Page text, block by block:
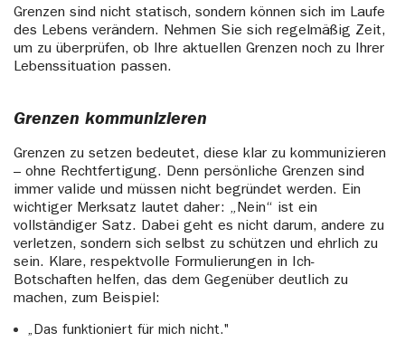
Grenzen sind nicht statisch, sondern können sich im Laufe
des Lebens verändern. Nehmen Sie sich regelmäßig Zeit,
um zu überprüfen, ob Ihre aktuellen Grenzen noch zu Ihrer
Lebenssituation passen.
Grenzen kommunizieren
Grenzen zu setzen bedeutet, diese klar zu kommunizieren
– ohne Rechtfertigung. Denn persönliche Grenzen sind
immer valide und müssen nicht begründet werden. Ein
wichtiger Merksatz lautet daher: „Nein“ ist ein
vollständiger Satz. Dabei geht es nicht darum, andere zu
verletzen, sondern sich selbst zu schützen und ehrlich zu
sein. Klare, respektvolle Formulierungen in Ich-
Botschaften helfen, das dem Gegenüber deutlich zu
machen, zum Beispiel:
„Das funktioniert für mich nicht."